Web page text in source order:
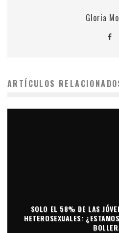
Gloria
ARTÍCULOS
SOLO EL 58% DE LAS
HETEROSEXUALES: